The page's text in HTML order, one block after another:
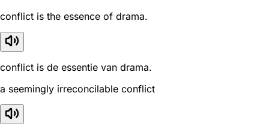
conflict is the essence of drama.
conflict is de essentie van drama.
a seemingly irreconcilable conflict